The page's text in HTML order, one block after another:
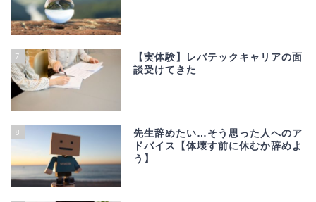
7
【実体験】レバテックキャリアの面
談受けてきた
8
先生辞めたい…そう思った人へのア
ドバイス【体壊す前に休むか辞めよ
う】